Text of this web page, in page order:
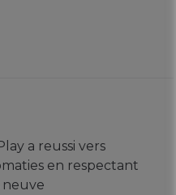
a reussi vers
en respectant
neuve